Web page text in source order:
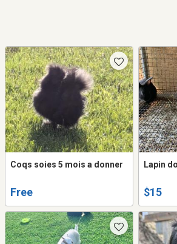
Coqs soies 5 mois a donner
Free
Lapin
$15